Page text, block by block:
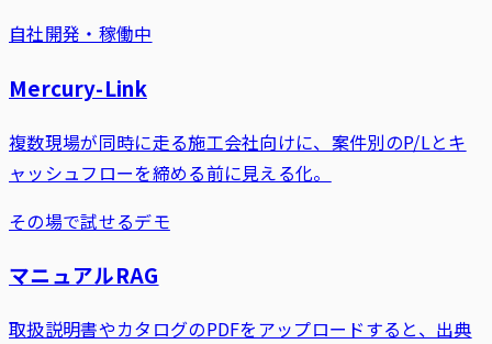
自社開発・稼働中
Mercury-Link
複数現場が同時に走る施工会社向けに、案件別のP/Lとキ
ャッシュフローを締める前に見える化。
その場で試せるデモ
マニュアルRAG
取扱説明書やカタログのPDFをアップロードすると、出典